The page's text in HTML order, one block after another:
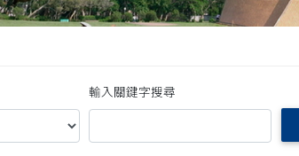
輸入關鍵字搜尋